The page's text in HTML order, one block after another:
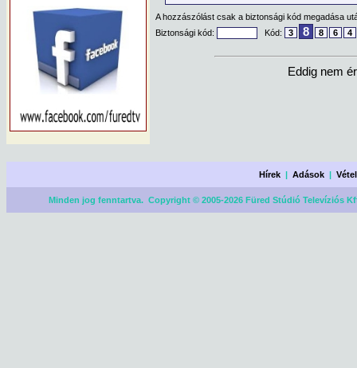
A hozzászólást csak a biztonsági kód megadása
Biztonsági kód:
Kód: 3 8 8 6 4
Eddig nem
Hírek |Adások |
Minden jog fenntartva. Copyright © 2005-2026 Füred Stúdió Televíziós